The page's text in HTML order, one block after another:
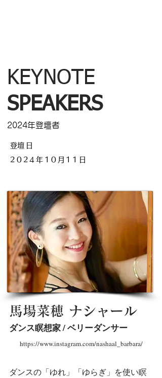
KEYNOTE
SPEAKERS
2024年登壇者
​登壇日
2024年10月11日
馬場菜穂 ナシャール
ダンス瞑想家 / ベリーダンサー
https://www.instagram.com/nashaal_barbara/
ダンスの「ゆれ」「ゆらぎ」を使い瞑